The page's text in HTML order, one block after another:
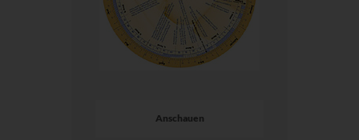
Anschauen